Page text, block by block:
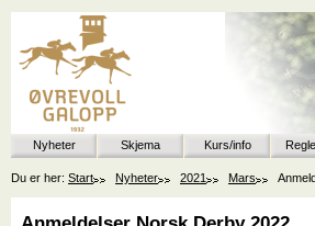
Nyheter Skjema Kurs/info
Du er her: Start Nyheter 2021 Mars